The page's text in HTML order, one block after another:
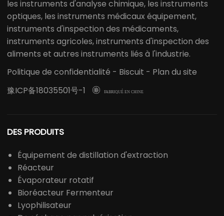
LABOAO est une entreprise de haute technologie
intégrant la R & D, la production, les ventes,
l'importation et l'exportation, et est l'un des
principaux fournisseurs de solutions d'équipements
de laboratoire en Chine.L'activité principale de
LABOAO comprend les instruments/consommables
les instruments d'analyse chimique, les instruments
instruments agricoles, instruments d'inspection des
Politique de confidentialité
豫ICP备18035501号-1
